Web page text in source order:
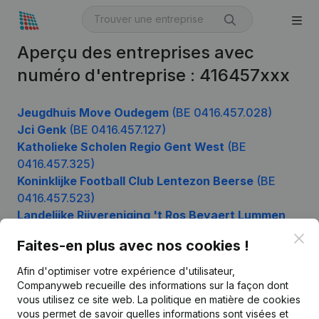
Aperçu des entreprises avec
numéro d'entreprise : 416457xxx
Jeugdhuis Move Oudegem (BE 0416.457.028)
Jci Genk (BE 0416.457.127)
Katholieke Scholen Regio Gent West (BE
0416.457.325)
Koninklijke Football Club Lentezon Beerse (BE
0416.457.523)
Landelijke Rijvereniging 't Ros Beyaert Lummen
Faites-en plus avec nos cookies !
Afin d'optimiser votre expérience d'utilisateur,
Companyweb recueille des informations sur la façon dont
vous utilisez ce site web. La politique en matière de cookies
vous permet de savoir quelles informations sont visées et
Produit
Informations d’entreprise